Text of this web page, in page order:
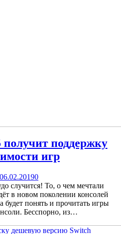
получит поддержку
игр
06.02.20190comments
on
Sony
PlayStation
5
поддержку
случится! То, о чем мечтали
в новом поколении консолей
будет понять и прочитать игры
Бесспорно, из…